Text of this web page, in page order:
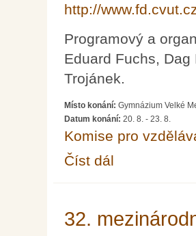
http://
Programový a
Eduard Fuchs,
Trojánek.
Místo konání: Gymnázium Velké
Datum konání: 20. 8. - 23. 8.
Komise pro
Číst dál
32.